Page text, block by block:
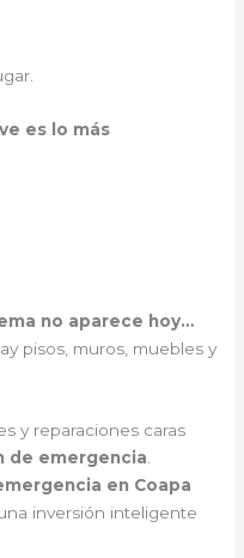
es lo más
no aparece hoy…
pisos, muros, muebles y
y reparaciones caras
de emergencia
en Coapa
inversión inteligente